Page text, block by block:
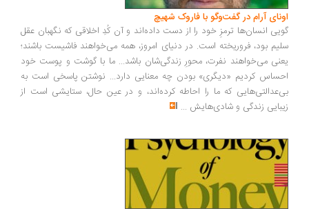
آرام در گفت‌وگو با فاروک شهیچ‭
انسان‌ها ترمزِ خود را از دست داده‌اند و آن کُدِ اخلاقی که نگهبان عقل
بود، فروریخته است. در دنیای امروز، همه می‌خواهند فاشیست باشند؛
می‌خواهند نفرت، محورِ زندگی‌شان باشد... ما با گوشت و پوست خود
کردیم «دیگری» بودن چه معنایی دارد... نوشتن پاسخی است به
که ما را احاطه کرده‌اند، و در عین حال، ستایشی است از
زندگی و شادی‌هایش...